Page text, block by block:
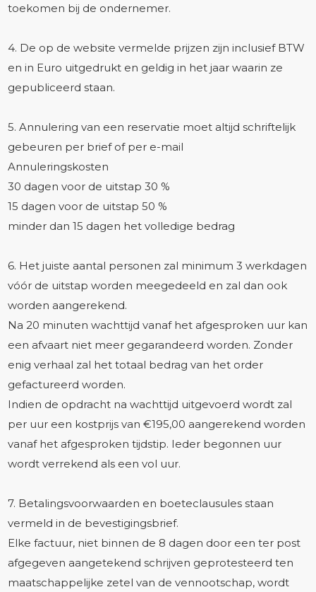
toekomen bij de ondernemer.
4. De op de website vermelde prijzen zijn inclusief BTW
en in Euro uitgedrukt en geldig in het jaar waarin ze
gepubliceerd staan.
5. Annulering van een reservatie moet altijd schriftelijk
gebeuren per brief of per e-mail
Annuleringskosten
30 dagen voor de uitstap 30 %
15 dagen voor de uitstap 50 %
minder dan 15 dagen het volledige bedrag
6. Het juiste aantal personen zal minimum 3 werkdagen
vóór de uitstap worden meegedeeld en zal dan ook
worden aangerekend.
Na 20 minuten wachttijd vanaf het afgesproken uur kan
een afvaart niet meer gegarandeerd worden. Zonder
enig verhaal zal het totaal bedrag van het order
gefactureerd worden.
Indien de opdracht na wachttijd uitgevoerd wordt zal
per uur een kostprijs van €195,00 aangerekend worden
vanaf het afgesproken tijdstip. Ieder begonnen uur
wordt verrekend als een vol uur.
7. Betalingsvoorwaarden en boeteclausules staan
vermeld in de bevestigingsbrief.
Elke factuur, niet binnen de 8 dagen door een ter post
afgegeven aangetekend schrijven geprotesteerd ten
maatschappelijke zetel van de vennootschap, wordt